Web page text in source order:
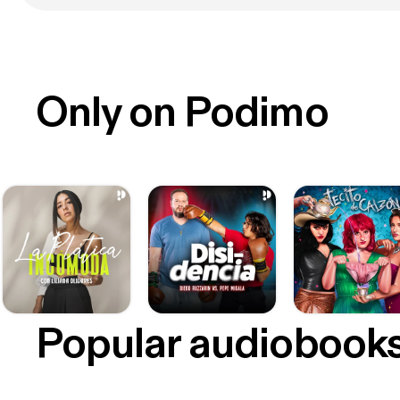
Only on Podimo
Popular